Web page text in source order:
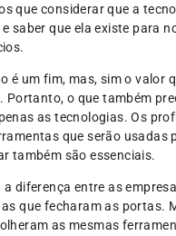
que considerar que a
saber que ela existe para
é um fim, mas, sim o valor
Portanto, o que também
as tecnologias. Os
que serão usadas
também são essenciais.
diferença entre as
que fecharam as portas.
as mesmas